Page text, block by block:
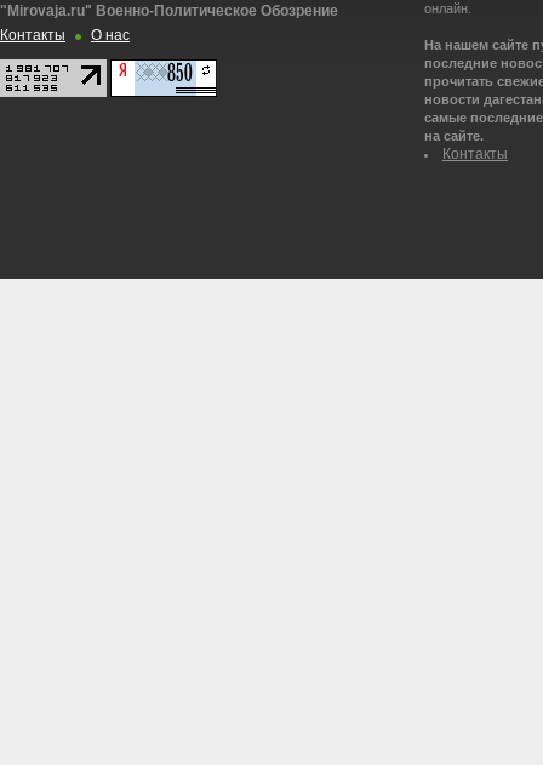
"Mirovaja.ru" Военно-Политическое Обозрение
Контакты
О нас
онлайн.
На нашем сайте
последние
прочитать
новости
самые
на сайте.
Контакты